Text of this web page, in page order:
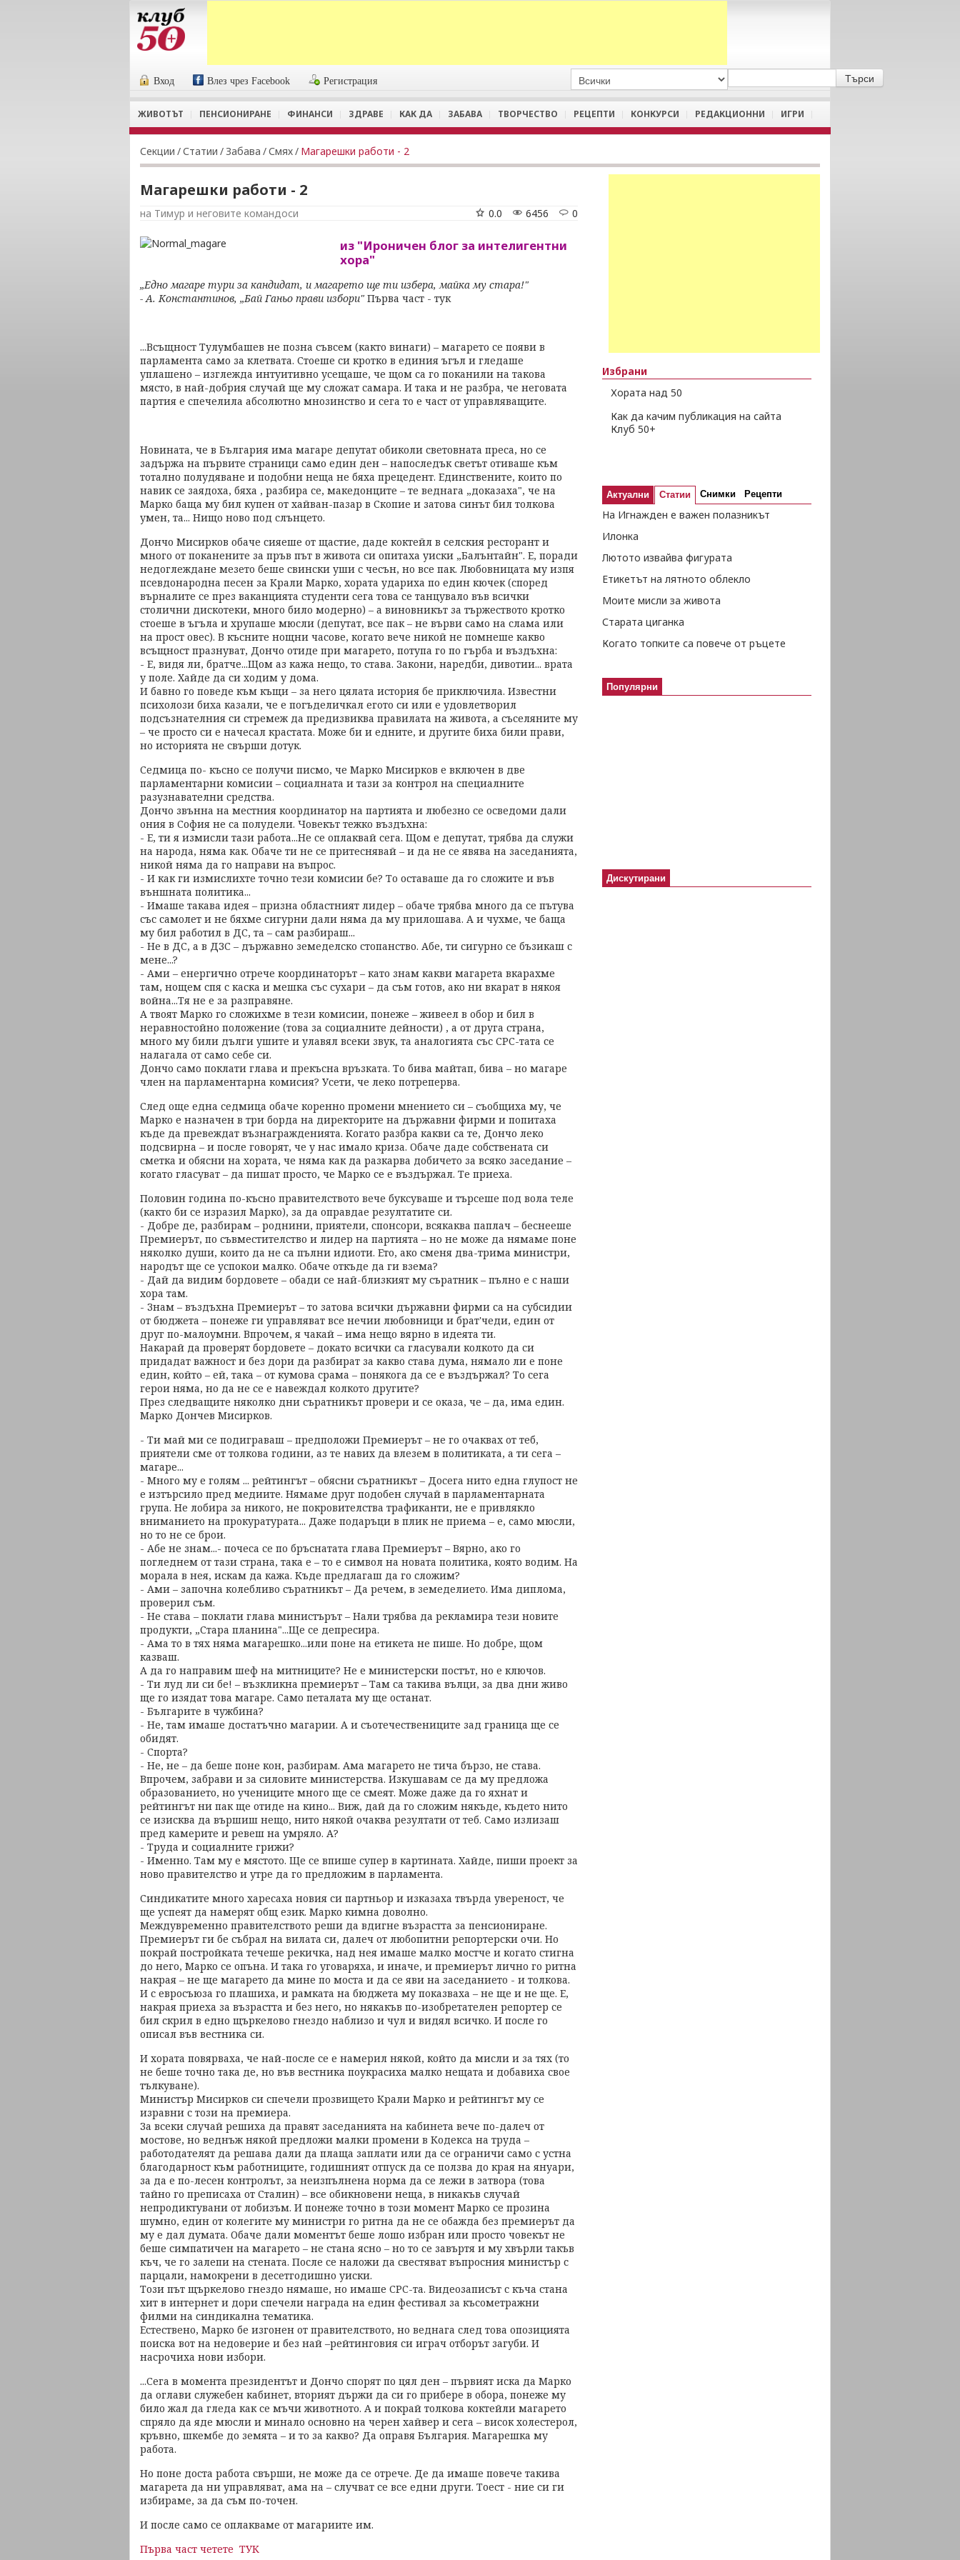
Вход Влез чрез Facebook Регистрация
ЖИВОТЪТ ПЕНСИОНИРАНЕ ФИНАНСИ ЗДРАВЕ КАК ДА ЗАБАВА ТВОРЧЕСТВО РЕЦЕПТИ КОНКУРСИ РЕДАКЦИОННИ ИГРИ
Секции /Статии / Забава /Смях/ Магарешки работи - 2
Магарешки работи - 2
на Тимур и неговите командоси 0
6456
0.0
из "Ироничен блог за интелигентни
хора"
„Едно магаре тури за кандидат, и магарето ще ти избера, майка му стара!"
- А. Константинов, „Бай Ганьо прави избори" Първа част - тук
...Всъщност Тулумбашев не позна съвсем (както винаги) – магарето се появи в
парламента само за клетвата. Стоеше си кротко в единия ъгъл и гледаше
уплашено – изглежда интуитивно усещаше, че щом са го поканили на такова
място, в най-добрия случай ще му сложат самара. И така и не разбра, че неговата
партия е спечелила абсолютно мнозинство и сега то е част от управляващите.
Новината, че в България има магаре депутат обиколи световната преса, но се
задържа на първите страници само един ден – напоследък светът отиваше към
тотално полудяване и подобни неща не бяха прецедент. Единствените, които по
навик се заядоха, бяха , разбира се, македонците – те веднага „доказаха", че на
Марко баща му бил купен от хайван-пазар в Скопие и затова синът бил толкова
умен, та... Нищо ново под слънцето.
Дончо Мисирков обаче сияеше от щастие, даде коктейл в селския ресторант и
много от поканените за пръв път в живота си опитаха уиски „Балънтайн". Е, поради
недоглеждане мезето беше свински уши с чесън, но все пак. Любовницата му изпя
псевдонародна песен за Крали Марко, хората удариха по един кючек (според
върналите се през ваканцията студенти сега това се танцувало във всички
столични дискотеки, много било модерно) – а виновникът за тържеството кротко
стоеше в ъгъла и хрупаше мюсли (депутат, все пак – не върви само на слама или
на прост овес). В късните нощни часове, когато вече никой не помнеше какво
всъщност празнуват, Дончо отиде при магарето, потупа го по гърба и въздъхна:
- Е, видя ли, братче...Щом аз кажа нещо, то става. Закони, наредби, дивотии... врата
у поле. Хайде да си ходим у дома.
И бавно го поведе към къщи – за него цялата история бе приключила. Известни
психолози биха казали, че е погъделичкал егото си или е удовлетворил
подсъзнателния си стремеж да предизвиква правилата на живота, а съселяните му
– че просто си е начесал крастата. Може би и едните, и другите биха били прави,
но историята не свърши дотук.
Седмица по- късно се получи писмо, че Марко Мисирков е включен в две
парламентарни комисии – социалната и тази за контрол на специалните
разузнавателни средства.
Дончо звънна на местния координатор на партията и любезно се осведоми дали
ония в София не са полудели. Човекът тежко въздъхна:
- Е, ти я измисли тази работа...Не се оплаквай сега. Щом е депутат, трябва да служи
на народа, няма как. Обаче ти не се притеснявай – и да не се явява на заседанията,
никой няма да го направи на въпрос.
- И как ги измислихте точно тези комисии бе? То оставаше да го сложите и във
външната политика...
- Имаше такава идея – призна областният лидер – обаче трябва много да се пътува
със самолет и не бяхме сигурни дали няма да му прилошава. А и чухме, че баща
му бил работил в ДС, та – сам разбираш...
- Не в ДС, а в ДЗС – държавно земеделско стопанство. Абе, ти сигурно се бъзикаш с
мене...?
- Ами – енергично отрече координаторът – като знам какви магарета вкарахме
там, нощем спя с каска и мешка със сухари – да съм готов, ако ни вкарат в някоя
война...Тя не е за разправяне.
А твоят Марко го сложихме в тези комисии, понеже – живеел в обор и бил в
неравностойно положение (това за социалните дейности) , а от друга страна,
много му били дълги ушите и улавял всеки звук, та аналогията със СРС-тата се
налагала от само себе си.
Дончо само поклати глава и прекъсна връзката. То бива майтап, бива – но магаре
член на парламентарна комисия? Усети, че леко потреперва.
След още една седмица обаче коренно промени мнението си – съобщиха му, че
Марко е назначен в три борда на директорите на държавни фирми и попитаха
къде да превеждат възнагражденията. Когато разбра какви са те, Дончо леко
подсвирна – и после говорят, че у нас имало криза. Обаче даде собствената си
сметка и обясни на хората, че няма как да разкарва добичето за всяко заседание –
когато гласуват – да пишат просто, че Марко се е въздържал. Те приеха.
Половин година по-късно правителството вече буксуваше и търсеше под вола теле
(както би се изразил Марко), за да оправдае резултатите си.
- Добре де, разбирам – роднини, приятели, спонсори, всякаква паплач – беснееше
Премиерът, по съвместителство и лидер на партията – но не може да нямаме поне
няколко души, които да не са пълни идиоти. Ето, ако сменя два-трима министри,
народът ще се успокои малко. Обаче откъде да ги вземa?
- Дай да видим бордовете – обади се най-близкият му съратник – пълно е с наши
хора там.
- Знам – въздъхна Премиерът – то затова всички държавни фирми са на субсидии
от бюджета – понеже ги управляват все нечии любовници и брат'чеди, един от
друг по-малоумни. Впрочем, я чакай – има нещо вярно в идеята ти.
Накарай да проверят бордовете – докато всички са гласували колкото да си
придадат важност и без дори да разбират за какво става дума, нямало ли е поне
един, който – ей, така – от кумова срама – понякога да се е въздържал? То сега
герои няма, но да не се е навеждал колкото другите?
През следващите няколко дни съратникът провери и се оказа, че – да, има един.
Марко Дончев Мисирков.
- Ти май ми се подиграваш – предположи Премиерът – не го очаквах от теб,
приятели сме от толкова години, аз те навих да влезем в политиката, а ти сега –
магаре...
- Много му е голям ... рейтингът – обясни съратникът – Досега нито една глупост не
е изтърсило пред медиите. Нямаме друг подобен случай в парламентарната
група. Не лобира за никого, не покровителства трафиканти, не е привлякло
вниманието на прокуратурата... Даже подаръци в плик не приема – е, само мюсли,
но то не се брои.
- Абе не знам...- почеса се по бръснатата глава Премиерът – Вярно, ако го
погледнем от тази страна, така е – то е символ на новата политика, която водим. На
морала в нея, искам да кажа. Къде предлагаш да го сложим?
- Ами – започна колебливо съратникът – Да речем, в земеделието. Има диплома,
проверил съм.
- Не става – поклати глава министърът – Нали трябва да рекламира тези новите
продукти, „Стара планина"...Ще се депресира.
- Ама то в тях няма магарешко...или поне на етикета не пише. Но добре, щом
казваш.
А да го направим шеф на митниците? Не е министерски постът, но е ключов.
- Ти луд ли си бе! – възкликна премиерът – Там са такива вълци, за два дни живо
ще го изядат това магаре. Само петалата му ще останат.
- Българите в чужбина?
- Не, там имаше достатъчно магарии. А и съотечествениците зад граница ще се
обидят.
- Спорта?
- Не, не – да беше поне кон, разбирам. Ама магарето не тича бързо, не става.
Впрочем, забрави и за силовите министерства. Изкушавам се да му предложа
образованието, но учениците много ще се смеят. Може даже да го яхнат и
рейтингът ни пак ще отиде на кино... Виж, дай да го сложим някъде, където нито
се изисква да вършиш нещо, нито някой очаква резултати от теб. Само излизаш
пред камерите и ревеш на умряло. А?
- Труда и социалните грижи?
- Именно. Там му е мястото. Ще се впише супер в картината. Хайде, пиши проект за
ново правителство и утре да го предложим в парламента.
Синдикатите много харесаха новия си партньор и изказаха твърда увереност, че
ще успеят да намерят общ език. Марко кимна доволно.
Междувременно правителството реши да вдигне възрастта за пенсиониране.
Премиерът ги бе събрал на вилата си, далеч от любопитни репортерски очи. Но
покрай постройката течеше рекичка, над нея имаше малко мостче и когато стигна
до него, Марко се опъна. И така го уговаряха, и иначе, и премиерът лично го ритна
накрая – не ще магарето да мине по моста и да се яви на заседанието - и толкова.
И с евросъюза го плашиха, и рамката на бюджета му показваха – не ще и не ще. Е,
накрая приеха за възрастта и без него, но някакъв по-изобретателен репортер се
бил скрил в едно щъркелово гнездо наблизо и чул и видял всичко. И после го
описал във вестника си.
И хората повярваха, че най-после се е намерил някой, който да мисли и за тях (то
не беше точно така де, но във вестника поукрасиха малко нещата и добавиха свое
тълкуване).
Министър Мисирков си спечели прозвището Крали Марко и рейтингът му се
изравни с този на премиера.
За всеки случай решиха да правят заседанията на кабинета вече по-далеч от
мостове, но веднъж някой предложи малки промени в Кодекса на труда –
работодателят да решава дали да плаща заплати или да се ограничи само с устна
благодарност към работниците, годишният отпуск да се ползва до края на януари,
за да е по-лесен контролът, за неизпълнена норма да се лежи в затвора (това
тайно го преписаха от Сталин) – все обикновени неща, в никакъв случай
непродиктувани от лобизъм. И понеже точно в този момент Марко се прозина
шумно, един от колегите му министри го ритна да не се обажда без премиерът да
му е дал думата. Обаче дали моментът беше лошо избран или просто човекът не
беше симпатичен на магарето – не стана ясно – но то се завъртя и му хвърли такъв
къч, че го залепи на стената. После се наложи да свестяват въпросния министър с
парцали, намокрени в десетгодишно уиски.
Този път щъркелово гнездо нямаше, но имаше СРС-та. Видеозаписът с къча стана
хит в интернет и дори спечели награда на един фестивал за късометражни
филми на синдикална тематика.
Естествено, Марко бе изгонен от правителството, но веднага след това опозицията
поиска вот на недоверие и без най –рейтинговия си играч отборът загуби. И
насрочиха нови избори.
...Сега в момента президентът и Дончо спорят по цял ден – първият иска да Марко
да оглави служебен кабинет, вторият държи да си го прибере в обора, понеже му
било жал да гледа как се мъчи животното. А и покрай толкова коктейли магарето
спряло да яде мюсли и минало основно на черен хайвер и сега – висок холестерол,
кръвно, шкембе до земята – и то за какво? Да оправя България. Магарешка му
работа.
Но поне доста работа свърши, не може да се отрече. Де да имаше повече такива
магарета да ни управляват, ама на – случват се все едни други. Тоест - ние си ги
избираме, за да съм по-точен.
И после само се оплакваме от магариите им.
Първа част четете ТУК
Избрани
Хората над 50
Как да качим публикация на сайта
Клуб 50+
Актуални Статии Снимки Рецепти
На Игнажден е важен полазникът
Илонка
Лютото извайва фигурата
Етикетът на лятното облекло
Моите мисли за живота
Старата циганка
Когато топките са повече от ръцете
Популярни
Дискутирани